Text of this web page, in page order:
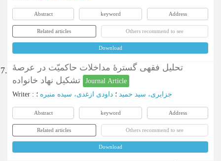
Abstract keyword Address
Related articles Others recommend to see
Download
7. تحلیل فقهی گسترۀ مداخلات حاکمیّت در عرصۀ
Journal Article
Writer : جزایری، سید حمید ؛ داودی ازغدی، سیده منیره ؛
Abstract keyword Address
Related articles Others recommend to see
Download